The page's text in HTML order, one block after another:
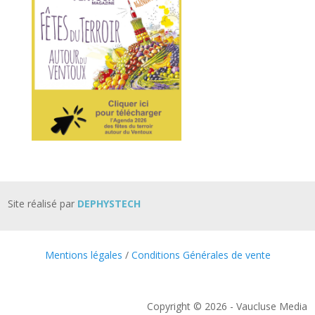
Site réalisé par DEPHYSTECH
Mentions légales / Conditions Générales de vente
Copyright © 2026 - Vaucluse Media